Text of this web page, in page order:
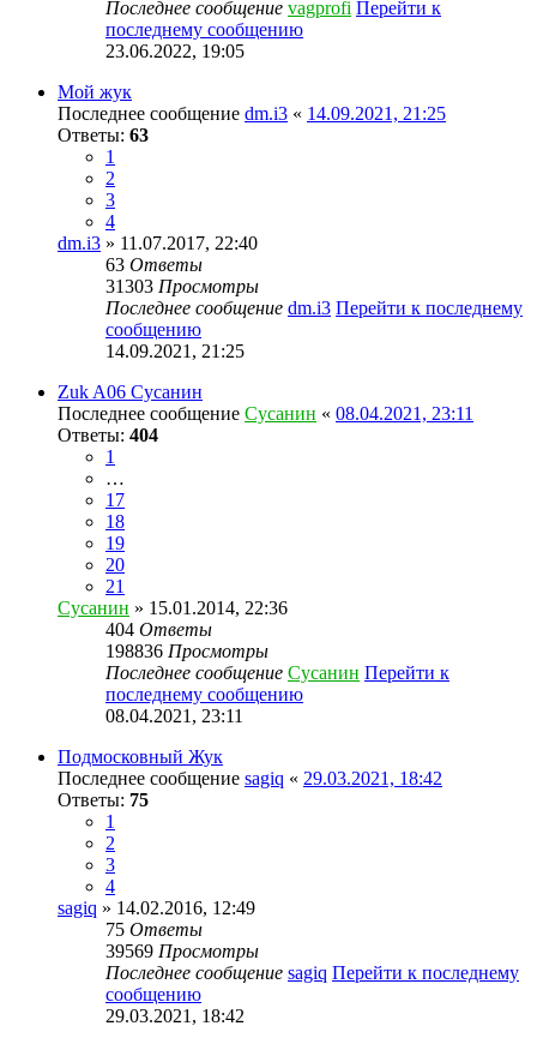
Последнее сообщение vagprofi Перейти к
последнему сообщению
23.06.2022, 19:05
Мой жук
Последнее сообщение dm.i3 « 14.09.2021, 21:25
Ответы: 63
1
2
3
4
dm.i3 » 11.07.2017, 22:40
63 Ответы
31303 Просмотры
Последнее сообщение dm.i3 Перейти к последнему
сообщению
14.09.2021, 21:25
Zuk A06 Сусанин
Последнее сообщение Сусанин « 08.04.2021, 23:11
Ответы: 404
1
…
17
18
19
20
21
Сусанин » 15.01.2014, 22:36
404 Ответы
198836 Просмотры
Последнее сообщение Сусанин Перейти к
последнему сообщению
08.04.2021, 23:11
Подмосковный Жук
Последнее сообщение sagiq « 29.03.2021, 18:42
Ответы: 75
1
2
3
4
sagiq » 14.02.2016, 12:49
75 Ответы
39569 Просмотры
Последнее сообщение sagiq Перейти к последнему
сообщению
29.03.2021, 18:42